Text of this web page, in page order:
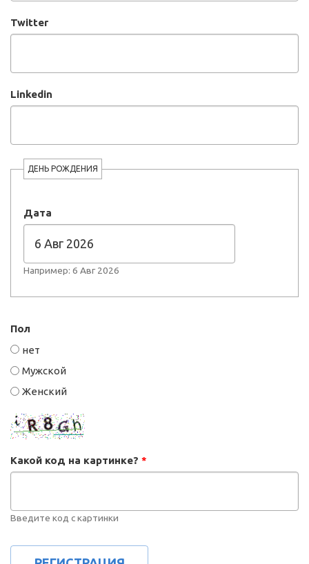
Twitter
Linkedin
ДЕНЬ РОЖДЕНИЯ
Дата
Например: 6 Авг 2026
Пол
нет
Мужской
Женский
Какой код на картинке? *
Введите код с картинки